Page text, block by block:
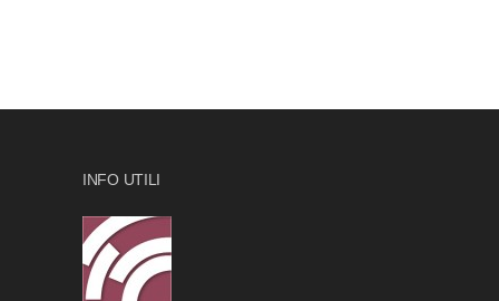
INFO UTILI